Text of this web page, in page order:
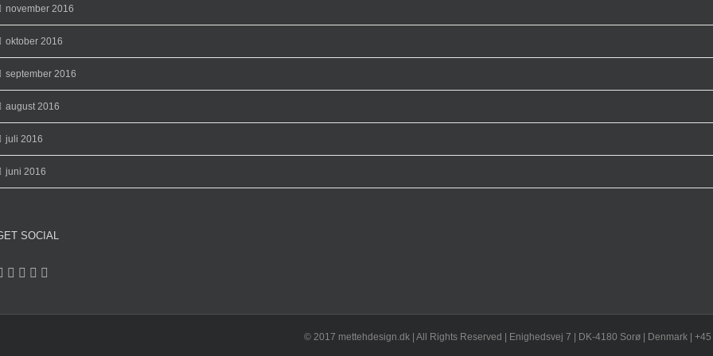
november 2016
oktober 2016
september 2016
august 2016
juli 2016
juni 2016
SOCIAL
© 2017 mettehdesign.dk | All Rights Reserved | Enighedsvej 7 | DK-4180 Sorø | Denmark |